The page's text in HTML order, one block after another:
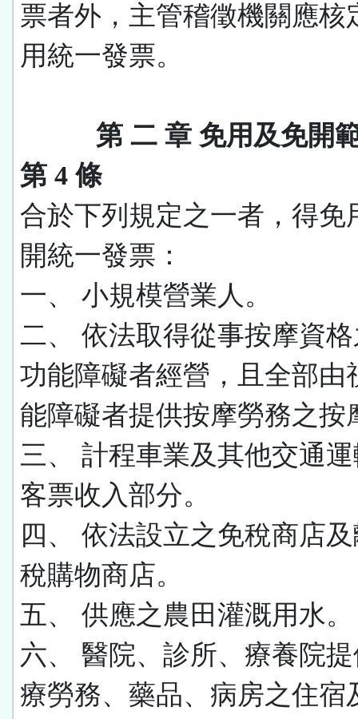
票者外，主管稽徵機關應核
用統一發票。
第 二 章 免用及免開
第 4 條
合於下列規定之一者，得免
開統一發票：
一、 小規模營業人。
二、 依法取得從事按摩資
功能障礙者經營，且全部由
能障礙者提供按摩勞務之按
三、 計程車業及其他交通
客票收入部分。
四、 依法設立之免稅商店
稅購物商店。
五、 供應之農田灌溉用水。
六、 醫院、診所、療養院
療勞務、藥品、病房之住宿